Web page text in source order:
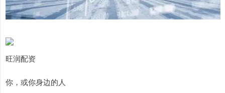
旺润配资
你，或你身边的人